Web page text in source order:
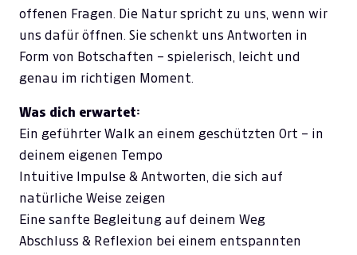
offenen Fragen. Die Natur spricht zu uns, wenn wir
uns dafür öffnen. Sie schenkt uns Antworten in
Form von Botschaften – spielerisch, leicht und
genau im richtigen Moment.
Was dich erwartet:
Ein geführter Walk an einem geschützten Ort – in
deinem eigenen Tempo
Intuitive Impulse & Antworten, die sich auf
natürliche Weise zeigen
Eine sanfte Begleitung auf deinem Weg
Abschluss & Reflexion bei einem entspannten